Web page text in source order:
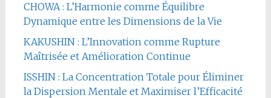
CHOWA : L’Harmonie comme Équilibre
Dynamique entre les Dimensions de la Vie
KAKUSHIN : L’Innovation comme Rupture
Maîtrisée et Amélioration Continue
ISSHIN : La Concentration Totale pour Éliminer
la Dispersion Mentale et Maximiser l’Efficacité